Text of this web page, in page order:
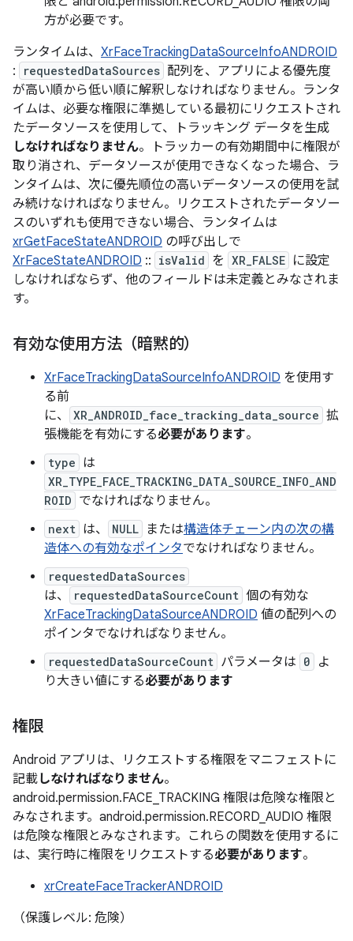
方が必要です。
ランタイムは、 XrFaceTrackingDataSourceInfoANDROID
:
requestedDataSources 配列を、アプリによる優先度
が高い順から低い順に解釈しなければなりません。 ランタ
イムは、必要な権限に準拠している最初にリクエストされ
たデータソースを使用して、トラッキング データを生成
しなければなりません。トラッカーの有効期間中に権限が
取り消され、データソースが使用できなくなった場合、ラ
ンタイムは、次に優先順位の高いデータソースの使用を試
み続けなければなりません。
リクエストされたデータソー
スのいずれも使用できない場合、ランタイムは
xrGetFaceStateANDROID の呼び出しで
XrFaceStateANDROID :: isValid を XR_FALSE に設定
しなければならず、他のフィールドは未定義とみなされま
す。
有効な使用方法（暗黙的）
XrFaceTrackingDataSourceInfoANDROID を使用す
る前
に、
XR_ANDROID_face_tracking_data_source 拡
張機能を有効にする必要があります。
type は
XR_TYPE_FACE_TRACKING_DATA_SOURCE_INFO_AND
ROID でなければなりません。
next は、 NULL または構造体チェーン内の次の構
造体への有効なポインタでなければなりません。
requestedDataSources
は、 requestedDataSourceCount 個の有効な
XrFaceTrackingDataSourceANDROID 値の配列への
ポインタでなければなりません。
requestedDataSourceCount パラメータは 0
よ
り大きい値にする必要があります
権限
Android アプリは、リクエストする権限をマニフェストに
記載しなければなりません。
android.permission.FACE_TRACKING 権限は危険な権限と
みなされます。android.permission.RECORD_AUDIO 権限
は危険な権限とみなされます。これらの関数を使用するに
は、実行時に権限をリクエストする必要があります。
xrCreateFaceTrackerANDROID
（保護レベル: 危険）